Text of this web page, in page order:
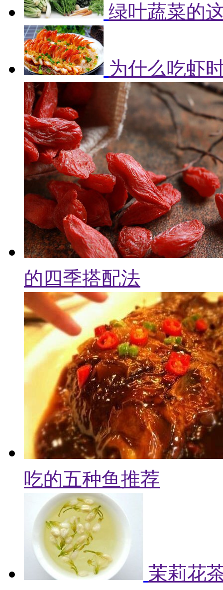
绿叶蔬菜的
为什么吃虾
的四季搭配法
吃的五种鱼推荐
茉莉花